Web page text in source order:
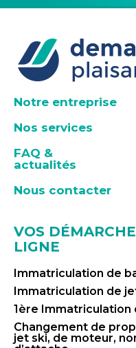
Notre entreprise
Nos services
FAQ &
actualités
Nous contacter
VOS
LIGNE
Immatriculation de
Immatriculation de
1ère Immatriculation
Changement de
jet ski, de moteur,